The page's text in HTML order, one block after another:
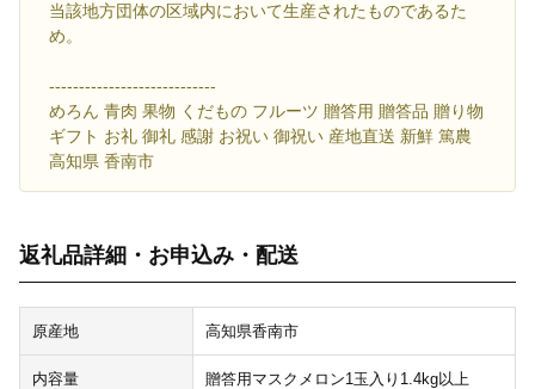
当該地方団体の区域内において生産されたものであるた
め。
----------------------------
めろん 青肉 果物 くだもの フルーツ 贈答用 贈答品 贈り物
ギフト お礼 御礼 感謝 お祝い 御祝い 産地直送 新鮮 篤農
高知県 香南市
返礼品詳細・お申込み・配送
原産地 高知県香南市
内容量
贈答用マスクメロン1玉入り1.4kg以上